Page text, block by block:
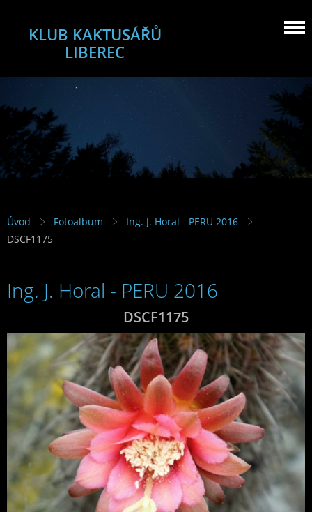
KLUB KAKTUSÁŘŮ
LIBEREC
Úvod Fotoalbum
Ing. J. Horal - PERU 2016
DSCF1175
Ing. J. Horal - PERU 2016
DSCF1175